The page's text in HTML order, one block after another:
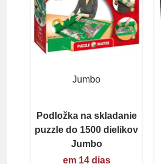
Jumbo
Podložka na skladanie
puzzle do 1500 dielikov
Jumbo
em 14 dias